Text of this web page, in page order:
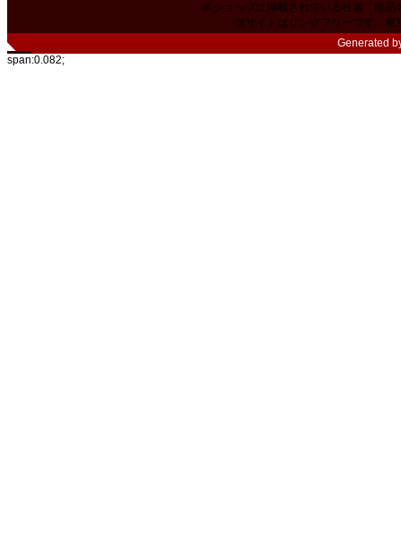
本ショップに掲載されている社名、商
当サイトはリンクフリーです。相
Generated
span:0.082;